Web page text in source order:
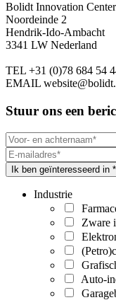
Bolidt Innovation Center
Noordeinde 2
Hendrik-Ido-Ambacht
3341 LW Nederland
TEL +31 (0)78 684 54
EMAIL
Stuur ons een
Ik ben geïnteresseerd in *
Industrie
Zware
Auto-